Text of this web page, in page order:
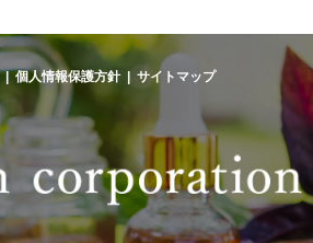
個人情報保護方針 サイトマップ